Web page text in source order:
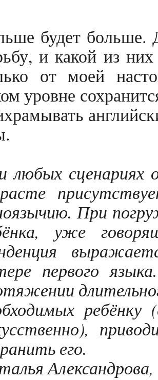
будет больше.
и какой из
от моей
уровне
любых сценариях
При
уже
первого
ребёнку
его.
Александрова,